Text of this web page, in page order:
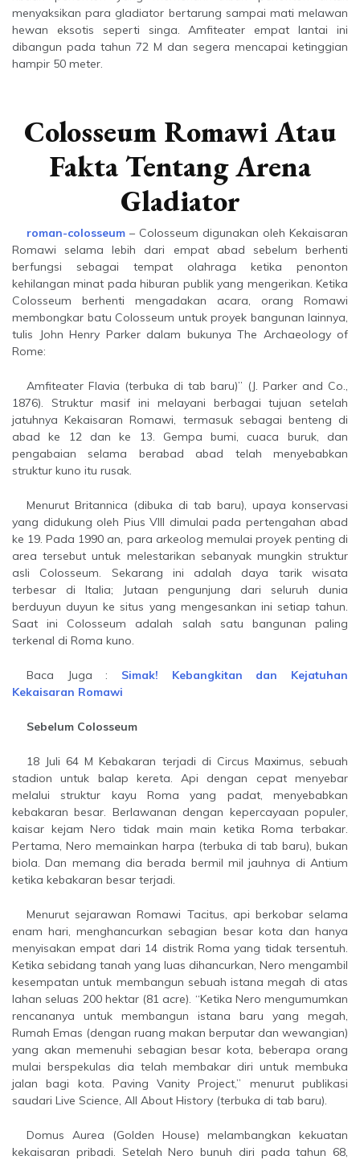
menyaksikan para gladiator bertarung sampai mati melawan
hewan eksotis seperti singa. Amfiteater empat lantai ini
dibangun pada tahun 72 M dan segera mencapai ketinggian
hampir 50 meter.
Colosseum Romawi Atau
Fakta Tentang Arena
Gladiator
roman-colosseum – Colosseum digunakan oleh Kekaisaran
Romawi selama lebih dari empat abad sebelum berhenti
berfungsi sebagai tempat olahraga ketika penonton
kehilangan minat pada hiburan publik yang mengerikan. Ketika
Colosseum berhenti mengadakan acara, orang Romawi
membongkar batu Colosseum untuk proyek bangunan lainnya,
tulis John Henry Parker dalam bukunya The Archaeology of
Rome:
Amfiteater Flavia (terbuka di tab baru)” (J. Parker and Co.,
1876). Struktur masif ini melayani berbagai tujuan setelah
jatuhnya Kekaisaran Romawi, termasuk sebagai benteng di
abad ke 12 dan ke 13. Gempa bumi, cuaca buruk, dan
pengabaian selama berabad abad telah menyebabkan
struktur kuno itu rusak.
Menurut Britannica (dibuka di tab baru), upaya konservasi
yang didukung oleh Pius VIII dimulai pada pertengahan abad
ke 19. Pada 1990 an, para arkeolog memulai proyek penting di
area tersebut untuk melestarikan sebanyak mungkin struktur
asli Colosseum. Sekarang ini adalah daya tarik wisata
terbesar di Italia; Jutaan pengunjung dari seluruh dunia
berduyun duyun ke situs yang mengesankan ini setiap tahun.
Saat ini Colosseum adalah salah satu bangunan paling
terkenal di Roma kuno.
Baca Juga : Simak! Kebangkitan dan Kejatuhan
Kekaisaran Romawi
Sebelum Colosseum
18 Juli 64 M Kebakaran terjadi di Circus Maximus, sebuah
stadion untuk balap kereta. Api dengan cepat menyebar
melalui struktur kayu Roma yang padat, menyebabkan
kebakaran besar. Berlawanan dengan kepercayaan populer,
kaisar kejam Nero tidak main main ketika Roma terbakar.
Pertama, Nero memainkan harpa (terbuka di tab baru), bukan
biola. Dan memang dia berada bermil mil jauhnya di Antium
ketika kebakaran besar terjadi.
Menurut sejarawan Romawi Tacitus, api berkobar selama
enam hari, menghancurkan sebagian besar kota dan hanya
menyisakan empat dari 14 distrik Roma yang tidak tersentuh.
Ketika sebidang tanah yang luas dihancurkan, Nero mengambil
kesempatan untuk membangun sebuah istana megah di atas
lahan seluas 200 hektar (81 acre). “Ketika Nero mengumumkan
rencananya untuk membangun istana baru yang megah,
Rumah Emas (dengan ruang makan berputar dan wewangian)
yang akan memenuhi sebagian besar kota, beberapa orang
mulai berspekulas dia telah membakar diri untuk membuka
jalan bagi kota. Paving Vanity Project,” menurut publikasi
saudari Live Science, All About History (terbuka di tab baru).
Domus Aurea (Golden House) melambangkan kekuatan
kekaisaran pribadi. Setelah Nero bunuh diri pada tahun 68,